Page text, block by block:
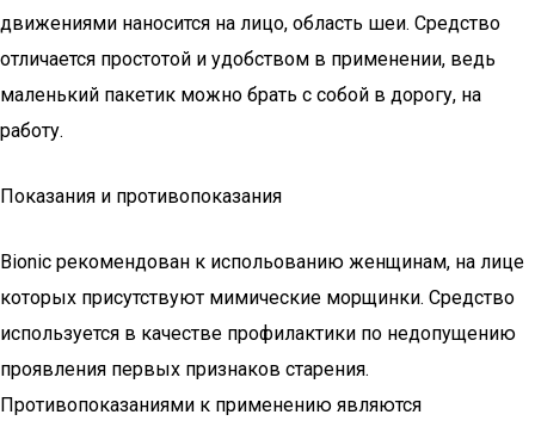
движениями наносится на лицо, область шеи. Средство
отличается простотой и удобством в применении, ведь
маленький пакетик можно брать с собой в дорогу, на
работу.
Показания и противопоказания
Bionic рекомендован к испольованию женщинам, на лице
которых присутствуют мимические морщинки. Средство
используется в качестве профилактики по недопущению
проявления первых признаков старения.
Противопоказаниями к применению являются